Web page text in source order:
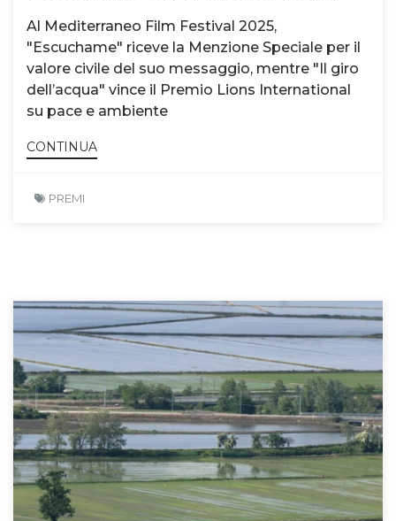
Al Mediterraneo Film Festival 2025,
"Escuchame" riceve la Menzione Speciale per il
valore civile del suo messaggio, mentre "Il giro
dell’acqua" vince il Premio Lions International
su pace e ambiente
CONTINUA
PREMI